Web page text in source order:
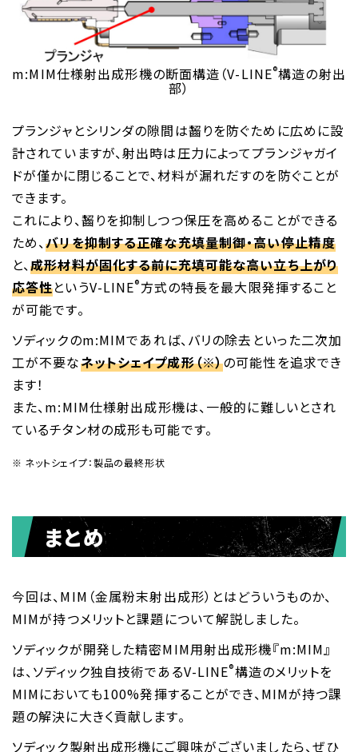
m:MIM仕様射出成形機の断面構造（V-LINE®構造の射出
部）
プランジャとシリンダの隙間は齧りを防ぐために広めに設
計されていますが、射出時は圧力によってプランジャガイ
ドが僅かに閉じることで、材料が漏れだすのを防ぐことが
できます。
これにより、齧りを抑制しつつ保圧を高めることができる
ため、バリを抑制する正確な充填量制御・高い停止精度
と、成形材料が固化する前に充填可能な高い立ち上がり
応答性というV-LINE®方式の特長を最大限発揮すること
が可能です。
ソディックのm:MIMであれば、バリの除去といった二次加
工が不要なネットシェイプ成形（※）の可能性を追求でき
ます！
また、m:MIM仕様射出成形機は、一般的に難しいとされ
ているチタン材の成形も可能です。
ネットシェイプ：製品の最終形状
まとめ
今回は、MIM（金属粉末射出成形）とはどういうものか、
MIMが持つメリットと課題について解説しました。
ソディックが開発した精密MIM用射出成形機『m:MIM』
は、ソディック独自技術であるV-LINE®構造のメリットを
MIMにおいても100%発揮することができ、MIMが持つ課
題の解決に大きく貢献します。
ソディック製射出成形機にご興味がございましたら、ぜひ